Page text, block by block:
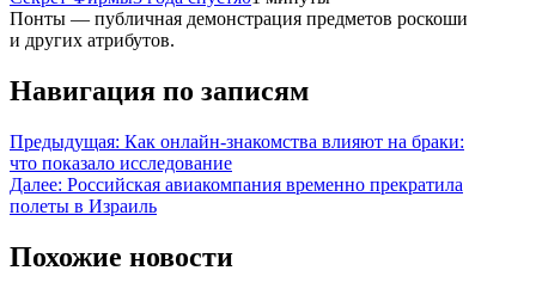
Понты — публичная демонстрация предметов роскоши
и других атрибутов.
Навигация по записям
Предыдущая: Как онлайн-знакомства влияют на браки:
что показало исследование
Далее: Российская авиакомпания временно прекратила
полеты в Израиль
Похожие новости